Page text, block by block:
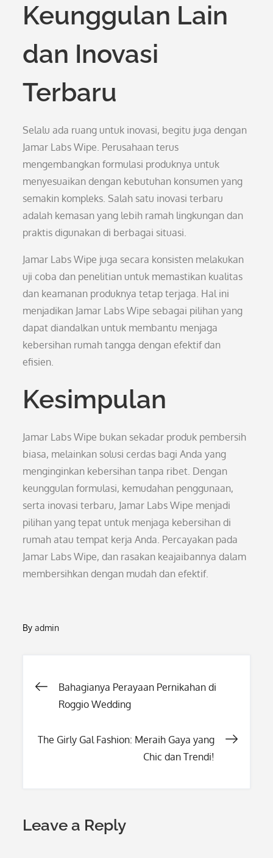
Keunggulan Lain
dan Inovasi
Terbaru
Selalu ada ruang untuk inovasi, begitu juga dengan
Jamar Labs Wipe. Perusahaan terus
mengembangkan formulasi produknya untuk
menyesuaikan dengan kebutuhan konsumen yang
semakin kompleks. Salah satu inovasi terbaru
adalah kemasan yang lebih ramah lingkungan dan
praktis digunakan di berbagai situasi.
Jamar Labs Wipe juga secara konsisten melakukan
uji coba dan penelitian untuk memastikan kualitas
dan keamanan produknya tetap terjaga. Hal ini
menjadikan Jamar Labs Wipe sebagai pilihan yang
dapat diandalkan untuk membantu menjaga
kebersihan rumah tangga dengan efektif dan
efisien.
Kesimpulan
Jamar Labs Wipe bukan sekadar produk pembersih
biasa, melainkan solusi cerdas bagi Anda yang
menginginkan kebersihan tanpa ribet. Dengan
keunggulan formulasi, kemudahan penggunaan,
serta inovasi terbaru, Jamar Labs Wipe menjadi
pilihan yang tepat untuk menjaga kebersihan di
rumah atau tempat kerja Anda. Percayakan pada
Jamar Labs Wipe, dan rasakan keajaibannya dalam
membersihkan dengan mudah dan efektif.
Byadmin
Post
Bahagianya Perayaan Pernikahan di
Roggio Wedding
The Girly Gal Fashion: Meraih Gaya yang
Chic dan Trendi!
Leave a Reply